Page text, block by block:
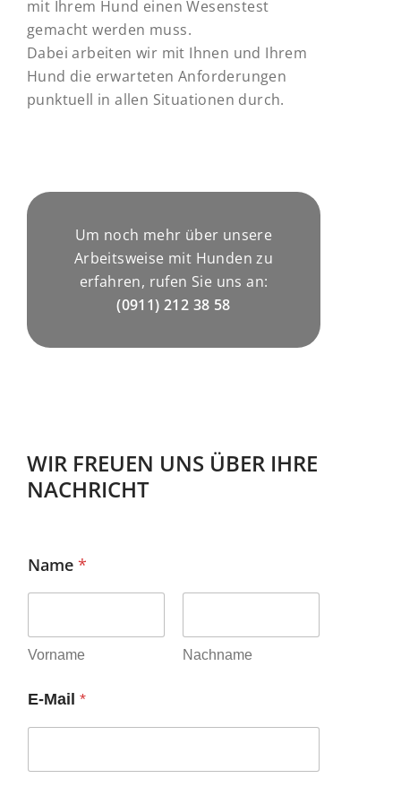
mit Ihrem Hund einen Wesenstest
gemacht werden muss.
Dabei arbeiten wir mit Ihnen und Ihrem
Hund die erwarteten Anforderungen
punktuell in allen Situationen durch.
Um noch mehr über unsere
Arbeitsweise mit Hunden zu
erfahren, rufen Sie uns an:
(0911) 212 38 58
WIR FREUEN UNS ÜBER IHRE
NACHRICHT
Name *
Vorname Nachname
E-Mail *